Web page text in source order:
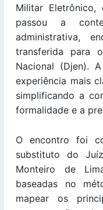
Militar Eletrônico,
passou a
administrativa,
transferida para
Nacional (Djen).
experiência mais
simplificando a
formalidade e a
O encontro foi
substituto do
Monteiro de
baseadas no
mapear os